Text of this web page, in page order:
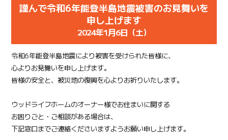
謹んで令和6年能登半島地震被害のお見舞いを
申し上げます
2024年1月6日（土）
令和6年能登半島地震により被害を受けられた皆様に、
心よりお見舞いを申し上げます。
皆様の安全と、被災地の復興を心よりお祈りいたします。
ウッドライフホームのオーナー様でお住まいに関する
お困りごと・ご相談がある場合は、
下記窓口までご連絡くださいますようお願い申し上げます。